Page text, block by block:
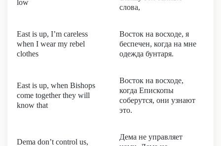
low
слова,
East is up, I’m careless
when I wear my rebel
clothes
Восток на восходе, я
беспечен, когда на мне
одежда бунтаря.
East is up, when Bishops
come together they will
know that
Восток на восходе,
когда Епископы
соберутся, они узнают
это.
Dema don’t control us,
Дема не управляет